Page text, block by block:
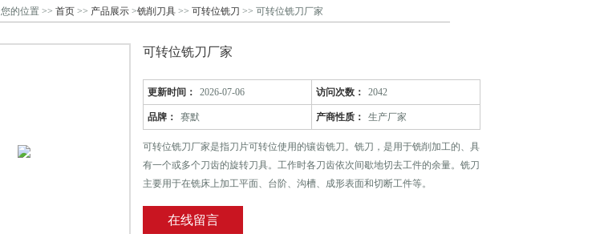
您的位置 >> 首页 >> 产品展示 >铣削刀具 >> 可转位铣刀 >> 可转位铣刀厂家
可转位铣刀厂家
更新时间： 2026-07-06 访问次数： 2042
品牌： 赛默 产商性质： 生产厂家
可转位铣刀厂家是指刀片可转位使用的镶齿铣刀。铣刀，是用于铣削加工的、具
有一个或多个刀齿的旋转刀具。工作时各刀齿依次间歇地切去工件的余量。铣刀
主要用于在铣床上加工平面、台阶、沟槽、成形表面和切断工件等。
在线留言